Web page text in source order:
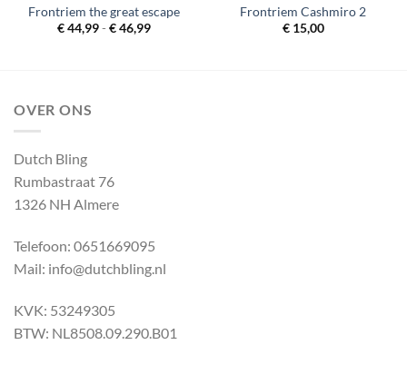
Frontriem the great escape
€44,99- €46,99Prijsklasse:
Frontriem Cashmiro 2
€15,00
OVER ONS
Dutch Bling
Rumbastraat 76
1326 NH Almere
Telefoon: 0651669095
Mail: info@dutchbling.nl
KVK: 53249305
BTW: NL8508.09.290.B01